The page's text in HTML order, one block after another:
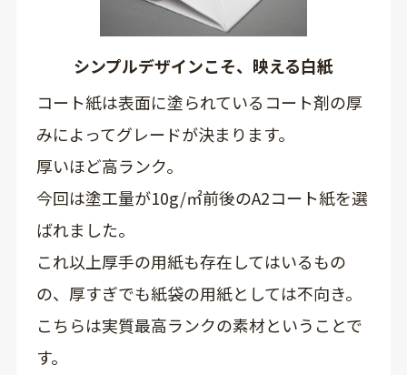
シンプルデザインこそ、映える白紙
コート紙は表面に塗られているコート剤の厚
みによってグレードが決まります。
厚いほど高ランク。
今回は塗工量が10g/㎡前後のA2コート紙を選
ばれました。
これ以上厚手の用紙も存在してはいるもの
の、厚すぎでも紙袋の用紙としては不向き。
こちらは実質最高ランクの素材ということで
す。